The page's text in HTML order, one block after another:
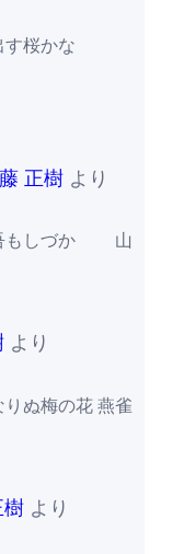
桜かな
正樹 より
吾もしづか 山
より
ぬ梅の花 燕雀
より